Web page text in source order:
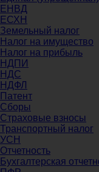
ЕНВД
ЕСХН
Земельный налог
Налог на имущество
Налог на прибыль
НДПИ
НДС
НДФЛ
Патент
Сборы
Страховые взносы
Транспортный налог
УСН
Отчетность
Бухгалтерская